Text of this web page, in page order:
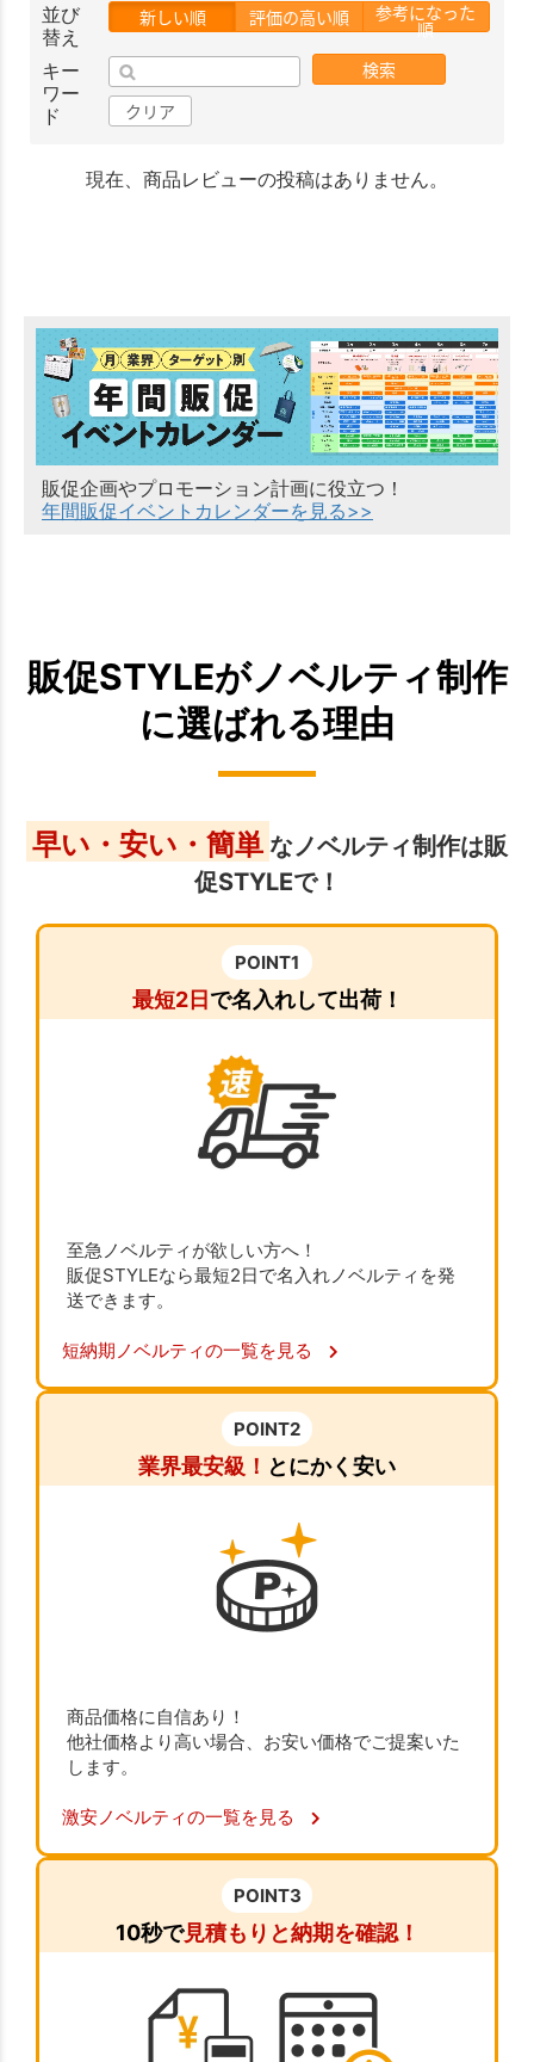
並び
替え
新しい順 評価の高い順 参考になった
順
キー
ワー
ド
検索
クリア
現在、商品レビューの投稿はありません。
販促企画やプロモーション計画に役立つ！
年間販促イベントカレンダーを見る>>
販促STYLEがノベルティ制作
に選ばれる理由
早い・安い・簡単 なノベルティ制作は販
促STYLEで！
POINT1
最短2日で名入れして出荷！
至急ノベルティが欲しい方へ！
販促STYLEなら最短2日で名入れノベルティを発
送できます。
短納期ノベルティの一覧を見る
POINT2
業界最安級！ とにかく安い
商品価格に自信あり！
他社価格より高い場合、お安い価格でご提案いた
します。
激安ノベルティの一覧を見る
POINT3
10秒で見積もりと納期を確認！